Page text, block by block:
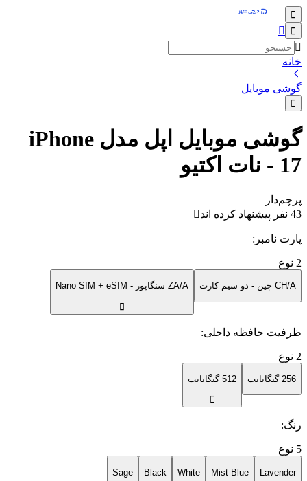
خانه
گوشی موبایل
گوشی موبایل اپل مدل iPhone
17 - نات اکتیو
پرچم‌دار
43 نفر پیشنهاد کرده اند
پارت نامبر :
2 نوع
CH/A چین - دو سیم کارت ZA/A سنگاپور - Nano SIM + eSIM
ظرفیت حافظه داخلی:
2 نوع
256 گیگابایت 512 گیگابایت
رنگ:
5 نوع
Lavender
Mist Blue
White
Black
Sage